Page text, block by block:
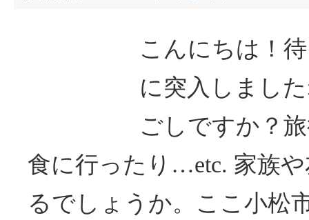
こんにちは！
に突入しまし
ごしですか？
食に行ったり…etc. 家族
るでしょうか。ここ小松